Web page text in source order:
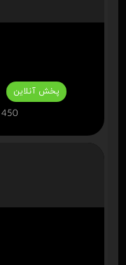
پخش آنلاین
450 MB